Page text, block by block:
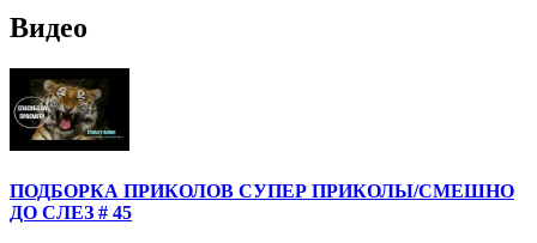
Видео
ПОДБОРКА ПРИКОЛОВ СУПЕР ПРИКОЛЫ/СМЕШНО
ДО СЛЕЗ # 45